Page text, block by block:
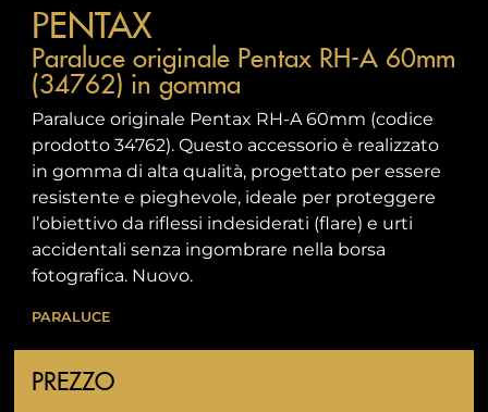
PENTAX
Paraluce originale Pentax RH-A 60mm
(34762) in gomma
Paraluce originale Pentax RH-A 60mm (codice
prodotto 34762). Questo accessorio è realizzato
in gomma di alta qualità, progettato per essere
resistente e pieghevole, ideale per proteggere
l’obiettivo da riflessi indesiderati (flare) e urti
accidentali senza ingombrare nella borsa
fotografica. Nuovo.
PARALUCE
PREZZO